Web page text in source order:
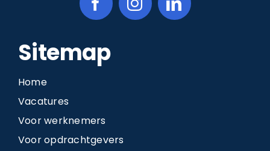
Sitemap
Home
Vacatures
Voor werknemers
Voor opdrachtgevers